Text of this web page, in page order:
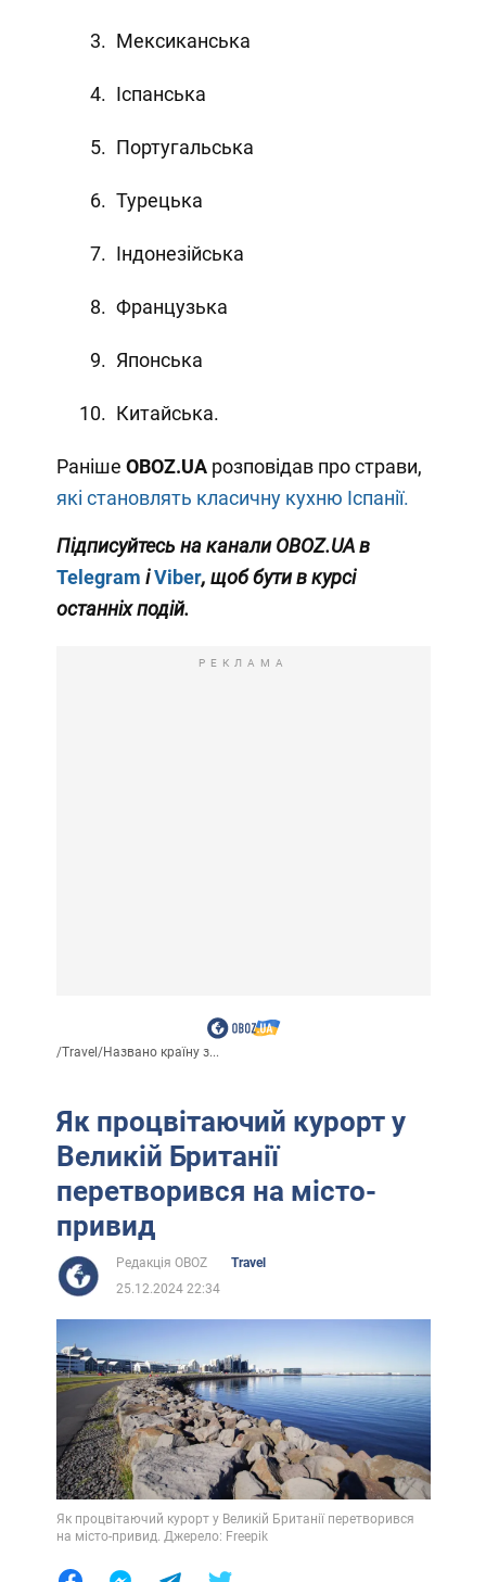
Мексиканська
Іспанська
Португальська
Турецька
Індонезійська
Французька
Японська
Китайська.
Раніше OBOZ.UA розповідав про страви,
які становлять класичну кухню Іспанії.
Підписуйтесь на канали OBOZ.UA в
Telegram іViber, щоб бути в курсі
останніх подій.
РЕКЛАМА
/Travel/Названо країну з...
Як процвітаючий курорт у
Великій Британії
перетворився на місто-
привид
Редакція OBOZ
Travel
25.12.2024 22:34
Як процвітаючий курорт у Великій Британії перетворився
на місто-привид. Джерело: Freepik